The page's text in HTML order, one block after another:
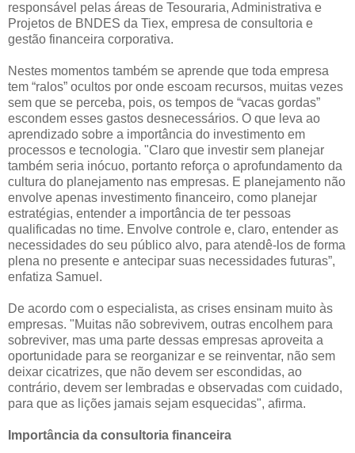
responsável pelas áreas de Tesouraria, Administrativa e
Projetos de BNDES da Tiex, empresa de consultoria e
gestão financeira corporativa.
Nestes momentos também se aprende que toda empresa
tem “ralos” ocultos por onde escoam recursos, muitas vezes
sem que se perceba, pois, os tempos de “vacas gordas”
escondem esses gastos desnecessários. O que leva ao
aprendizado sobre a importância do investimento em
processos e tecnologia. "Claro que investir sem planejar
também seria inócuo, portanto reforça o aprofundamento da
cultura do planejamento nas empresas. E planejamento não
envolve apenas investimento financeiro, como planejar
estratégias, entender a importância de ter pessoas
qualificadas no time. Envolve controle e, claro, entender as
necessidades do seu público alvo, para atendê-los de forma
plena no presente e antecipar suas necessidades futuras”,
enfatiza Samuel.
De acordo com o especialista, as crises ensinam muito às
empresas. "Muitas não sobrevivem, outras encolhem para
sobreviver, mas uma parte dessas empresas aproveita a
oportunidade para se reorganizar e se reinventar, não sem
deixar cicatrizes, que não devem ser escondidas, ao
contrário, devem ser lembradas e observadas com cuidado,
para que as lições jamais sejam esquecidas", afirma.
Importância da consultoria financeira